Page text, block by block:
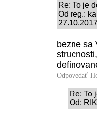
Re: To je
Od reg.:
bezne sa
Odpovedať
Re: To
Od: